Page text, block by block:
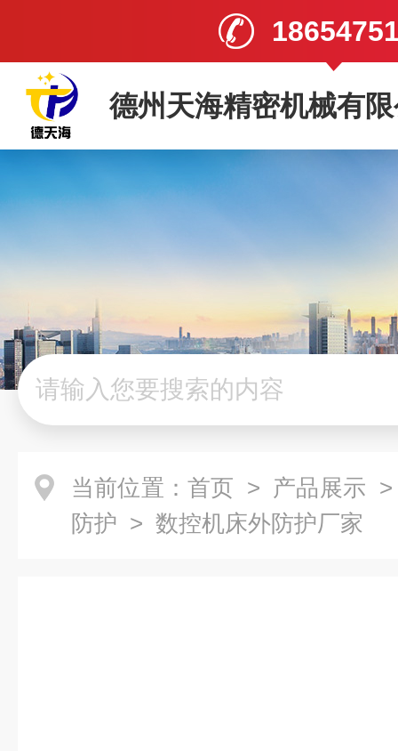
德州天海精密机械有
当前位置： 首页 > 产品展示
防护 > 数控机床外防护厂家